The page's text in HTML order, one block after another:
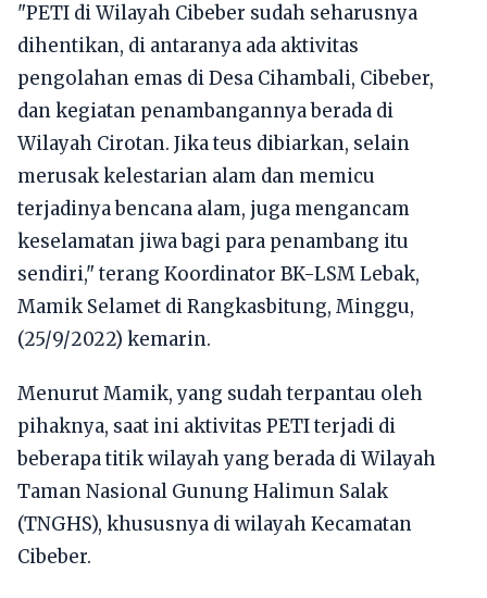
"PETI di Wilayah Cibeber sudah seharusnya
dihentikan, di antaranya ada aktivitas
pengolahan emas di Desa Cihambali, Cibeber,
dan kegiatan penambangannya berada di
Wilayah Cirotan. Jika teus dibiarkan, selain
merusak kelestarian alam dan memicu
terjadinya bencana alam, juga mengancam
keselamatan jiwa bagi para penambang itu
sendiri," terang Koordinator BK-LSM Lebak,
Mamik Selamet di Rangkasbitung, Minggu,
(25/9/2022) kemarin.
Menurut Mamik, yang sudah terpantau oleh
pihaknya, saat ini aktivitas PETI terjadi di
beberapa titik wilayah yang berada di Wilayah
Taman Nasional Gunung Halimun Salak
(TNGHS), khususnya di wilayah Kecamatan
Cibeber.